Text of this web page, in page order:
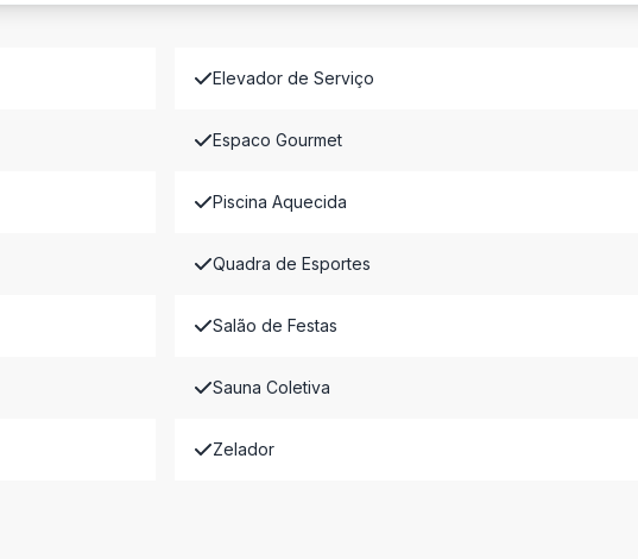
Elevador de Serviço
Espaco Gourmet
Piscina Aquecida
Quadra de Esportes
Salão de Festas
Sauna Coletiva
Zelador